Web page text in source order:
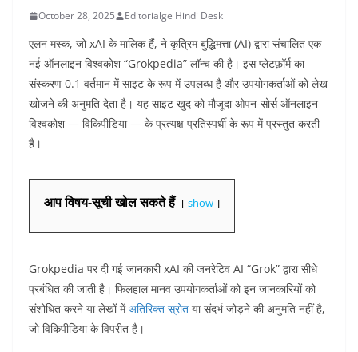
October 28, 2025 Editorialge Hindi Desk
एलन मस्क, जो xAI के मालिक हैं, ने कृत्रिम बुद्धिमत्ता (AI) द्वारा संचालित एक
नई ऑनलाइन विश्वकोश “Grokpedia” लॉन्च की है। इस प्लेटफ़ॉर्म का
संस्करण 0.1 वर्तमान में साइट के रूप में उपलब्ध है और उपयोगकर्ताओं को लेख
खोजने की अनुमति देता है। यह साइट खुद को मौजूदा ओपन-सोर्स ऑनलाइन
विश्वकोश — विकिपीडिया — के प्रत्यक्ष प्रतिस्पर्धी के रूप में प्रस्तुत करती
है।
आप विषय-सूची खोल सकते हैं show
Grokpedia पर दी गई जानकारी xAI की जनरेटिव AI “Grok” द्वारा सीधे
प्रबंधित की जाती है। फिलहाल मानव उपयोगकर्ताओं को इन जानकारियों को
संशोधित करने या लेखों मेंअतिरिक्त स्रोत या संदर्भ जोड़ने की अनुमति नहीं है,
जो विकिपीडिया के विपरीत है।